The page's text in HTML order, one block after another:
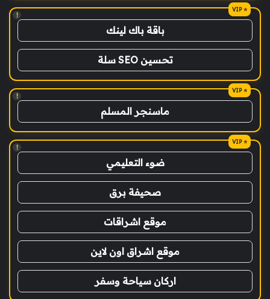
!
باقة باك لينك
تحسين SEO سلة
!
ماسنجر المسلم
!
ضوء التعليمي
صحيفة برق
موقع اشراقات
موقع اشراق اون لاين
اركان سياحة وسفر